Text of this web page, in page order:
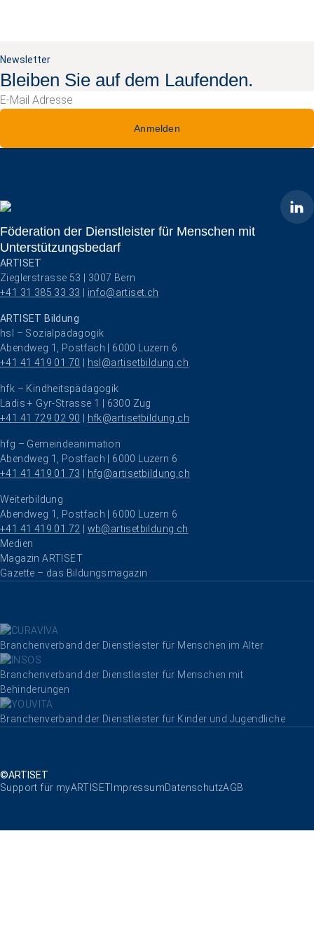
Newsletter
Bleiben Sie auf dem Laufenden.
Anmelden
ARTISET
Föderation der Dienstleister für Menschen mit
Unterstützungsbedarf
ARTISET
Zieglerstrasse 53 | 3007 Bern
+41 31 385 33 33
info@artiset.ch
ARTISET Bildung
hsl – Sozialpädagogik
Abendweg 1, Postfach | 6000 Luzern 6
+41 41 419 01 70
hsl@artisetbildung.ch
hfk – Kindheitspädagogik
Ladis + Gyr-Strasse 1 | 6300 Zug
+41 41 729 02 90
hfk@artisetbildung.ch
hfg – Gemeindeanimation
Abendweg 1, Postfach | 6000 Luzern 6
+41 41 419 01 73
hfg@artisetbildung.ch
Weiterbildung
Abendweg 1, Postfach | 6000 Luzern 6
+41 41 419 01 72
wb@artisetbildung.ch
Navigation überspringen
Medien
Magazin ARTISET
Gazette – das Bildungsmagazin
Branchenverband der Dienstleister für Menschen im Alter
Branchenverband der Dienstleister für Menschen mit
Behinderungen
Branchenverband der Dienstleister für Kinder und Jugendliche
©ARTISET
Navigation überspringen
Support für myARTISET ImpressumDatenschutzAGB